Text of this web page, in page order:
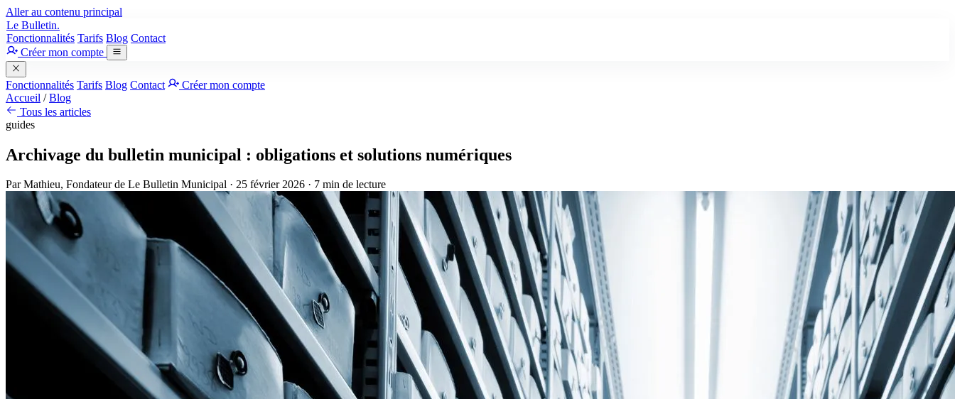
Aller au contenu principal
Le Bulletin.
Fonctionnalités Tarifs Blog Contact
Créer mon compte
Fonctionnalités Tarifs Blog Contact
Créer mon compte
Accueil / Blog
Tous les articles
guides
Archivage du bulletin municipal : obligations et solutions numériques
ParMathieu, Fondateur de Le Bulletin Municipal · 25 février 2026 · 7 min de lecture